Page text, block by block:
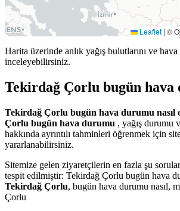
Leaflet | ©
Harita üzerinde anlık yağış bulutlarını ve hava
inceleyebilirsiniz.
Tekirdağ Çorlu bugün hava
Tekirdağ Çorlu bugün hava durumu nasıl
Çorlu bugün hava durumu , yağış durumu
hakkında ayrıntılı tahminleri öğrenmek için
yararlanabilirsiniz.
Sitemize gelen ziyaretçilerin en fazla şu
tespit edilmiştir: Tekirdağ Çorlu bugün hava
Tekirdağ Çorlu, bugün hava durumu nasıl,
Çorlu